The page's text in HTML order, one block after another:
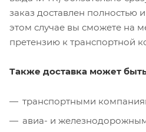
заказ доставлен полностью
этом случае вы сможете на
претензию к транспортной
Также доставка может
транспортными
авиа- и